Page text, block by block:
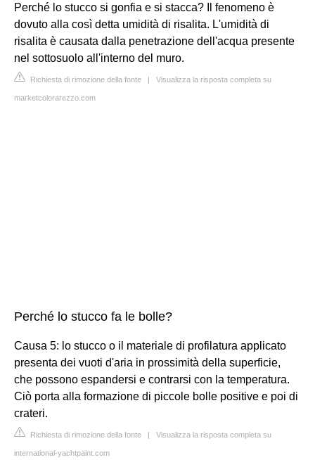
Perché lo stucco si gonfia e si stacca? Il fenomeno è
dovuto alla così detta umidità di risalita. L'umidità di
risalita è causata dalla penetrazione dell'acqua presente
nel sottosuolo all'interno del muro.
Richiesta di rimozione della fonte | Visualizza la risposta completa su
marketcolorarezzo.com
Perché lo stucco fa le bolle?
Causa 5: lo stucco o il materiale di profilatura applicato
presenta dei vuoti d'aria in prossimità della superficie,
che possono espandersi e contrarsi con la temperatura.
Ciò porta alla formazione di piccole bolle positive e poi di
crateri.
Richiesta di rimozione della fonte | Visualizza la risposta completa su
international-yachtpaint.com